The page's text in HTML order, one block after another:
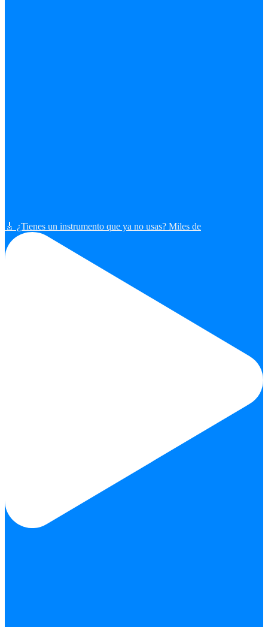
🎸 ¿Tienes un instrumento que ya no usas? Miles de